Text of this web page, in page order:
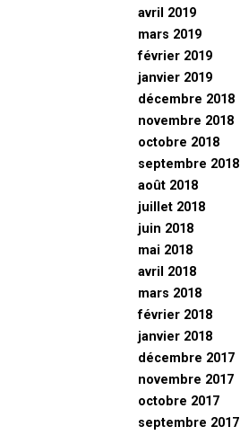
avril 2019
mars 2019
février 2019
janvier 2019
décembre 2018
novembre 2018
octobre 2018
septembre 2018
août 2018
juillet 2018
juin 2018
mai 2018
avril 2018
mars 2018
février 2018
janvier 2018
décembre 2017
novembre 2017
octobre 2017
septembre 2017